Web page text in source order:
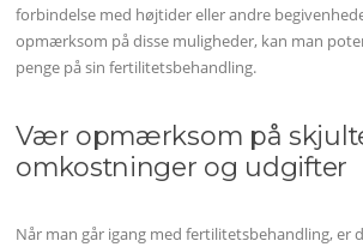
forbindelse med højtider eller andre
opmærksom på disse muligheder, kan man
penge på sin fertilitetsbehandling.
Vær opmærksom på
omkostninger og udgifter
Når man går igang med fertilitetsbehandling, er